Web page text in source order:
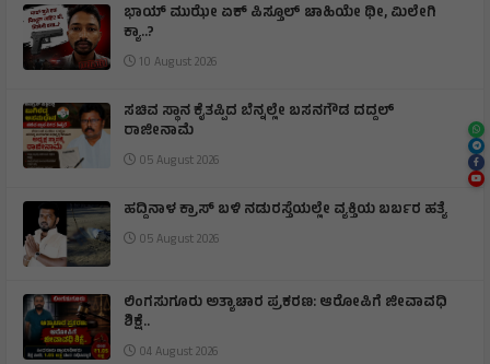
ಭಾಯ್ ಮುಝೇ ಏಕ್ ಪಿಸ್ತೂಲ್ ಚಾಹಿಯೇ ಥೀ, ಮಿಲೇಗಿ
ಕ್ಯಾ..?
10 August 2026
ಸಚಿವ ಸ್ಥಾನ ಕೈತಪ್ಪಿದ ಬೆನ್ನಲ್ಲೇ ಬಸನಗೌಡ ದದ್ದಲ್
ರಾಜೀನಾಮೆ
05 August 2026
ಹದ್ದಿನಾಳ ಕ್ರಾಸ್ ಬಳಿ ನಡುರಸ್ತೆಯಲ್ಲೇ ವ್ಯಕ್ತಿಯ ಬರ್ಬರ ಹತ್ಯೆ
05 August 2026
ಲಿಂಗಸುಗೂರು ಅತ್ಯಾಚಾರ ಪ್ರಕರಣ: ಆರೋಪಿಗೆ ಜೀವಾವಧಿ
ಶಿಕ್ಷೆ..
04 August 2026